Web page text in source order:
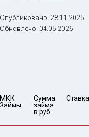
Опубликовано: 28.11.2025
Обновлено: 04.05.2026
МКК
Займы
Сумма
займа
в руб.
Ставка